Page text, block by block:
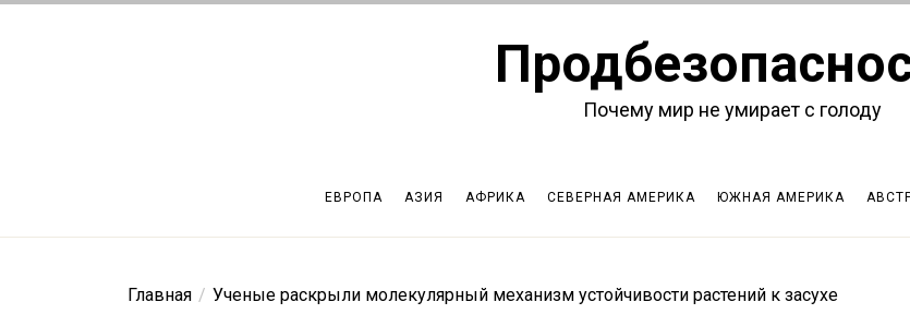
Почему мир не умирает с голоду
ЕВРОПА АЗИЯ АФРИКА СЕВЕРНАЯ АМЕРИКА ЮЖНАЯ АМЕРИКА
Главная Ученые раскрыли молекулярный механизм устойчивости растений к засухе